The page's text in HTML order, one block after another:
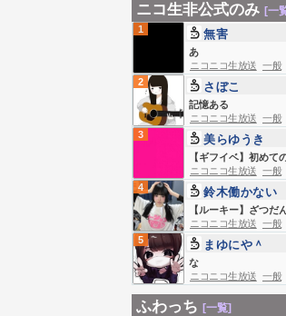
ニコ生非公式のみ [一
1
あ
無害
ニコニコ生放送 一般
2
記憶ある
さぼこ
ニコニコ生放送 一般
3
【ギフイベ】初めて
美らゆうき
ニコニコ生放送 一般
4
【ルーキー】ざつだ
鈴木働かない
ニコニコ生放送 一般
5
な
まゆにや＾
ニコニコ生放送 一般
ふわっち [一覧]